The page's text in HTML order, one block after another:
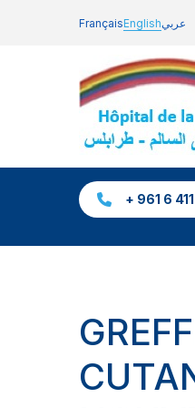
FrançaisEnglishعربي
+ 961 6